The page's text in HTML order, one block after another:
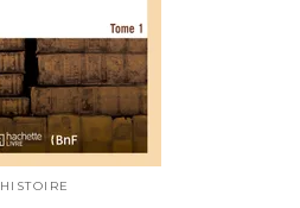
HISTOIRE